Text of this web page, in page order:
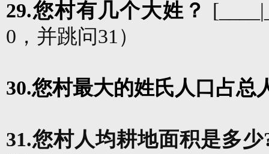
29.您村有几个大姓？
0 ，并跳问31 ）
30.您村最大的姓氏人口占总
31.您村人均耕地面积是多少